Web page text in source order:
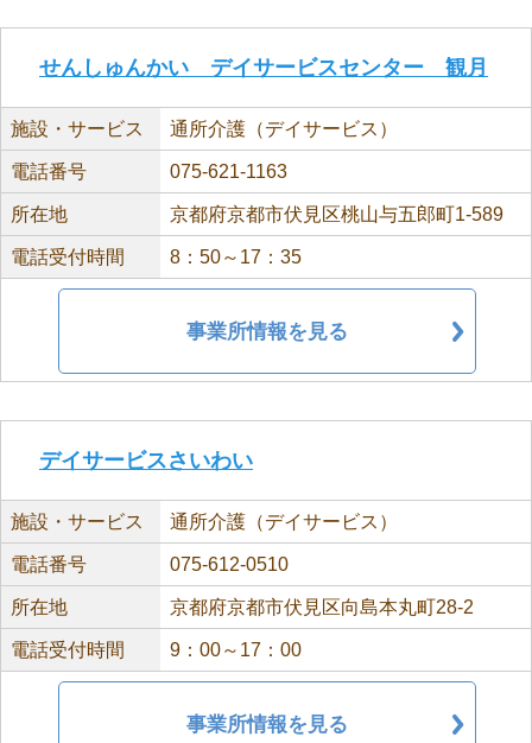
せんしゅんかい デイサービスセンター 観月
施設・サービス 通所介護（デイサービス）
電話番号 075-621-1163
所在地 京都府京都市伏見区桃山与五郎町1-589
電話受付時間 8：50～17：35
事業所情報を見る
デイサービスさいわい
施設・サービス 通所介護（デイサービス）
電話番号 075-612-0510
所在地 京都府京都市伏見区向島本丸町28-2
電話受付時間 9：00～17：00
事業所情報を見る